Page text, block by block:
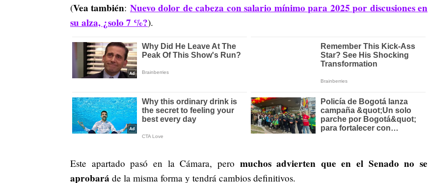
(Vea también: Nuevo dolor de cabeza con salario mínimo para 2025 por discusiones en
su alza, ¿solo 7 %?).
Este apartado pasó en la Cámara, pero muchos advierten que en el Senado no se
aprobará de la misma forma y tendrá cambios definitivos.